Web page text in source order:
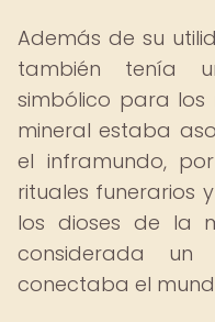
Además de su
también tenía
simbólico para los
mineral estaba
el inframundo,
rituales funerarios
los dioses de la
considerada
conectaba el